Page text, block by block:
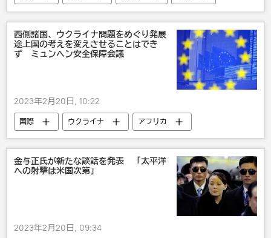
台湾
戦争・紛争・対立・外交
西側諸国、ウクライナ問題をめぐり発展
途上国の考えを変えさせることはでき
ず ミュンヘン安全保障会議
2023年2月20日, 10:22
国際 ウクライナ
アフリカ
ラテン・アメリカ
アジア
戦争・紛争・対立・外交
金与正氏が新たな談話を発表 「太平洋
への射撃は米国次第」
2023年2月20日, 09:34